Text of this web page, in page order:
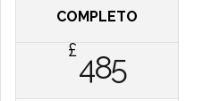
COMPLETO
£485